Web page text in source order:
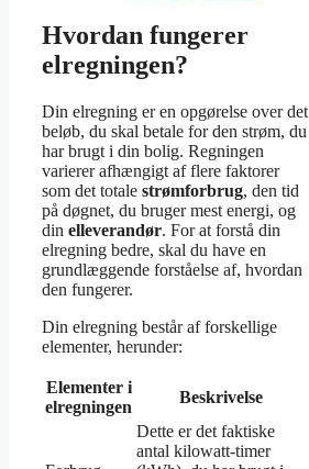
Hvordan fungerer
elregningen?
Din elregning er en opgørelse over det
beløb, du skal betale for den strøm, du
har brugt i din bolig. Regningen
varierer afhængigt af flere faktorer
som det totale strømforbrug, den tid
på døgnet, du bruger mest energi, og
din elleverandør. For at forstå din
elregning bedre, skal du have en
grundlæggende forståelse af, hvordan
den fungerer.
Din elregning består af forskellige
elementer, herunder:
Elementer i
elregningen
Beskrivelse
Dette er det faktiske
antal kilowatt-timer